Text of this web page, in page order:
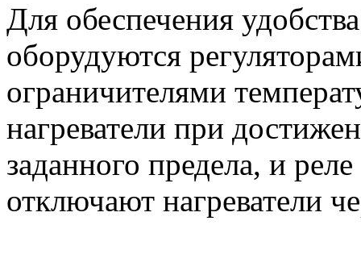
Для обеспечения
оборудуются
ограничителями
нагреватели при
заданного предела, и
отключают нагреватели